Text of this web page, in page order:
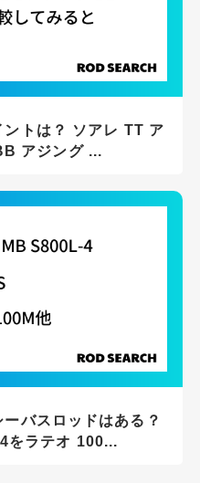
トは？ ソアレ TT ア
アジング ...
バスロッドはある？
をラテオ 100...